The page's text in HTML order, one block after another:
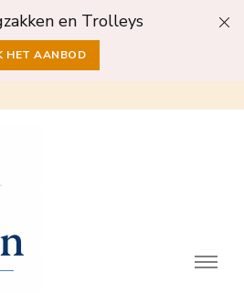
en Trolleys
HET AANBOD